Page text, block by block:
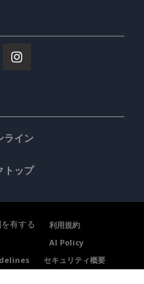
ライン
トップ
有する
利用規約
AI Policy
セキュリティ概要